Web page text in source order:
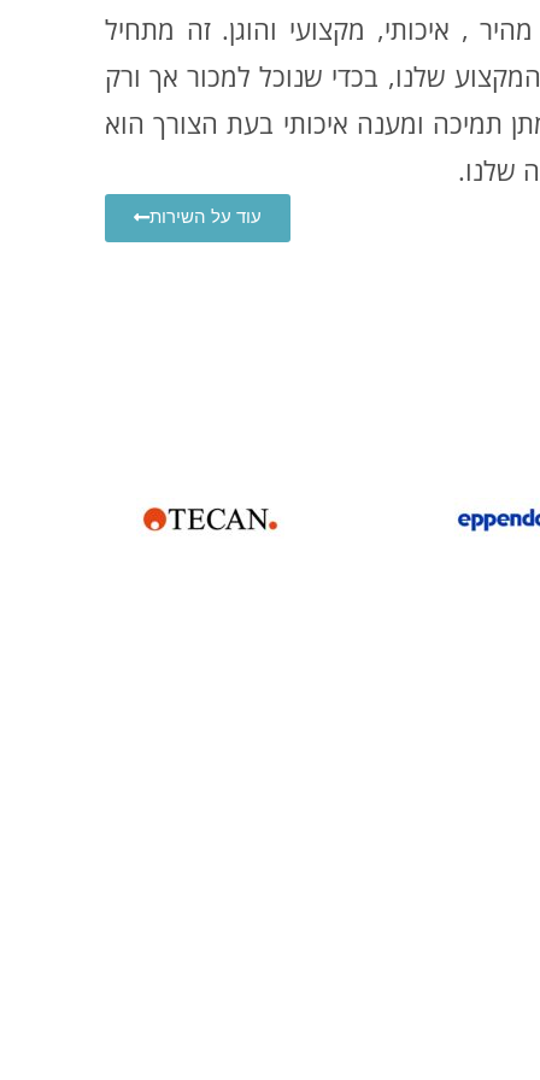
, איכותי, מקצועי והוגן. זה מתחיל
שלנו, בכדי שנוכל למכור אך ורק
תמיכה ומענה איכותי בעת הצורך הוא
שלנו.
עוד על השירות